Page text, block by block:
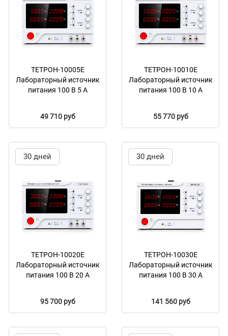
ТЕТРОН-10005Е
Лабораторный источник
питания 100 В 5 А
49 710 руб
ТЕТРОН-10010Е
Лабораторный источник
питания 100 В 10 А
55 770 руб
30 дней
ТЕТРОН-10020Е
Лабораторный источник
питания 100 В 20 А
95 700 руб
30 дней
ТЕТРОН-10030Е
Лабораторный источник
питания 100 В 30 А
141 560 руб